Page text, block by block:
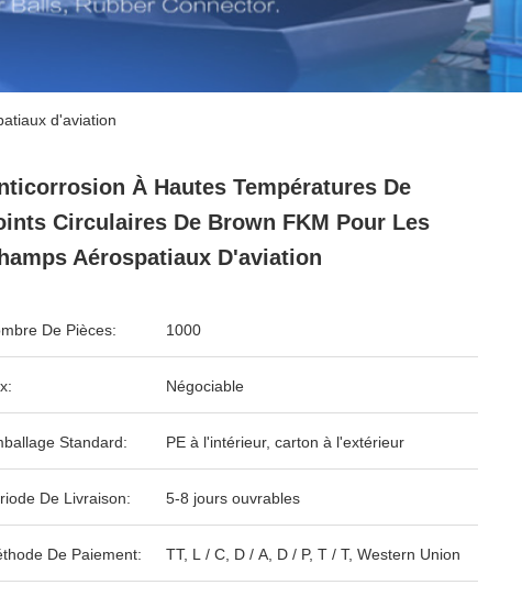
d'aviation
À Hautes Températures De
Circulaires De Brown FKM Pour Les
Aérospatiaux D'aviation
De Pièces: 1000
Négociable
Standard: PE à l'intérieur, carton à l'extérieur
De Livraison: 5-8 jours ouvrables
De Paiement: TT, L / C, D / A, D / P, T / T, Western Union